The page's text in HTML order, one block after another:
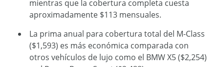
mientras que la cobertura completa cuesta
aproximadamente $113 mensuales.
La prima anual para cobertura total del M-Class
($1,593) es más económica comparada con
otros vehículos de lujo como el BMW X5 ($2,254)